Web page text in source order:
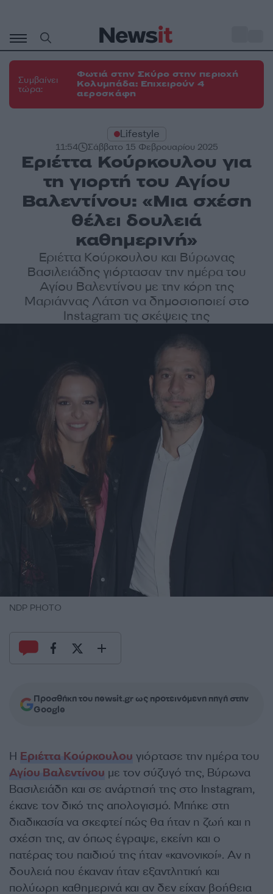
περιεχόμενο
Συμβαίνει
τώρα:
Φωτιά στην Σκύρο στην περιοχή
Κολυμπάδα: Επιχειρούν 4
αεροσκάφη
Lifestyle
11:54 Σάββατο 15 Φεβρουαρίου 2025
Εριέττα Κούρκουλου για
τη γιορτή του Αγίου
Βαλεντίνου: «Μια σχέση
θέλει δουλειά
καθημερινή»
Εριέττα Κούρκουλου και Βύρωνας
Βασιλειάδης γιόρτασαν την ημέρα του
Αγίου Βαλεντίνου με την κόρη της
Μαριάννας Λάτση να δημοσιοποιεί στο
Instagram τις σκέψεις της
NDP PHOTO
Προσθήκη του newsit.gr ως προτεινόμενη πηγή στην
Google
Η Εριέττα Κούρκουλου γιόρτασε την ημέρα του
Αγίου Βαλεντίνου με τον σύζυγό της, Βύρωνα
Βασιλειάδη και σε ανάρτησή της στο Instagram,
έκανε τον δικό της απολογισμό. Μπήκε στη
διαδικασία να σκεφτεί πώς θα ήταν η ζωή και η
σχέση της, αν όπως έγραψε, εκείνη και ο
πατέρας του παιδιού της ήταν «κανονικοί». Αν η
δουλειά που έκαναν ήταν εξαντλητική και
πολύωρη καθημερινά και αν δεν είχαν βοήθεια